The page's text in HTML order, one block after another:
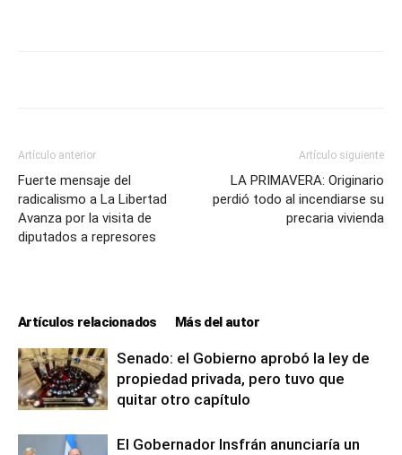
Artículo anterior
Fuerte mensaje del
radicalismo a La Libertad
Avanza por la visita de
diputados a represores
Artículo siguiente
LA PRIMAVERA: Originario
perdió todo al incendiarse su
precaria vivienda
Artículos relacionados Más del autor
Senado: el Gobierno aprobó la ley de
propiedad privada, pero tuvo que
quitar otro capítulo
El Gobernador Insfrán anunciaría un